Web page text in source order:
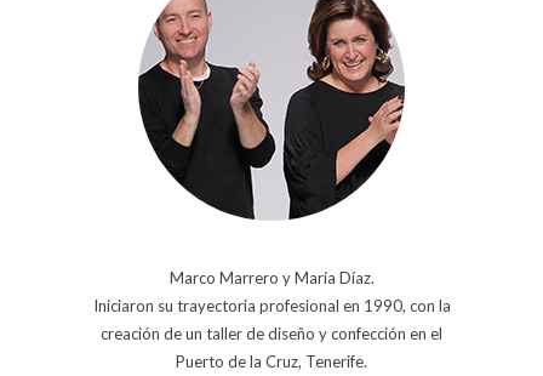
Marco Marrero y María Díaz.
Iniciaron su trayectoria profesional en 1990, con la
creación de un taller de diseño y confección en el
Puerto de la Cruz, Tenerife.